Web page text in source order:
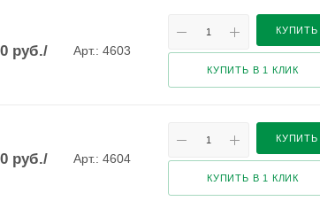
руб./
Арт.: 4603
КУПИТЬ
КУПИТЬ В 1 КЛИК
руб./
Арт.: 4604
КУПИТЬ
КУПИТЬ В 1 КЛИК